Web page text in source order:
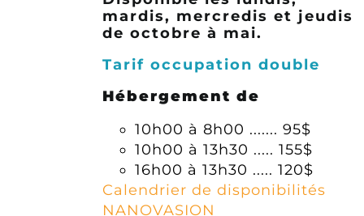
mardis, mercredis et jeudis
de octobre à mai.
Tarif occupation double
Hébergement de
10h00 à 8h00 ....... 95$
10h00 à 13h30 ..... 155$
16h00 à 13h30 ..... 120$
Calendrier de disponibilités
NANOVASION